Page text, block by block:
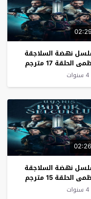
نهضة السلاجقة
الحلقة 17 مترجم
نهضة السلاجقة
الحلقة 15 مترجم